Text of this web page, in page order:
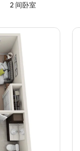
2 间卧室